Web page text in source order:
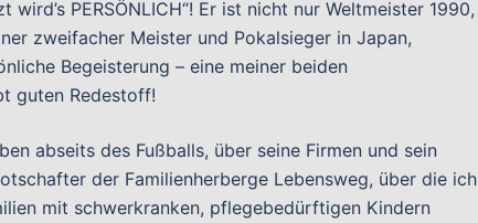
PERSÖNLICH“! Er ist nicht nur Weltmeister 1990,
zweifacher Meister und Pokalsieger in Japan,
Begeisterung – eine meiner beiden
guten Redestoff!
abseits des Fußballs, über seine Firmen und sein
der Familienherberge Lebensweg, über die ich
mit schwerkranken, pflegebedürftigen Kindern